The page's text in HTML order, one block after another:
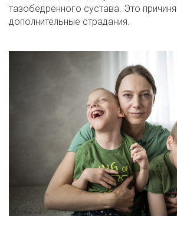
тазобедренного сустава. Это
дополнительные страдания.